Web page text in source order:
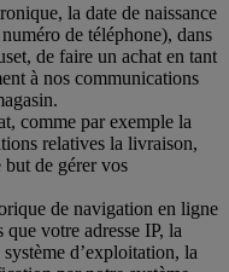
la date de naissance
de téléphone), dans
de faire un achat en tant
à nos communications
comme par exemple la
relatives la livraison,
but de gérer vos
de navigation en ligne
votre adresse IP, la
d’exploitation, la